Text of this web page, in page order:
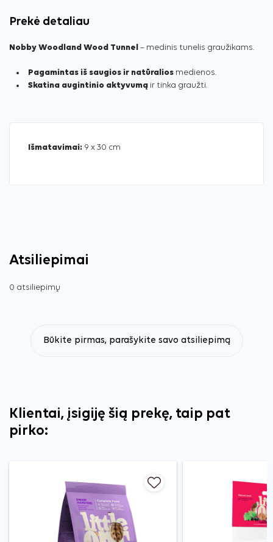
Prekė detaliau
Nobby Woodland Wood Tunnel – medinis tunelis graužikams.
Pagamintas iš saugios ir natūralios medienos.
Skatina augintinio aktyvumą ir tinka graužti.
Išmatavimai: 9 x 30 cm
Atsiliepimai
0 atsiliepimų
Būkite pirmas, parašykite savo atsiliepimą
Klientai, įsigiję šią prekę, taip pat
pirko: